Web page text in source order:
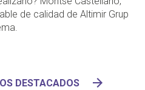
de calidad de Altimir Grup
DESTACADOS